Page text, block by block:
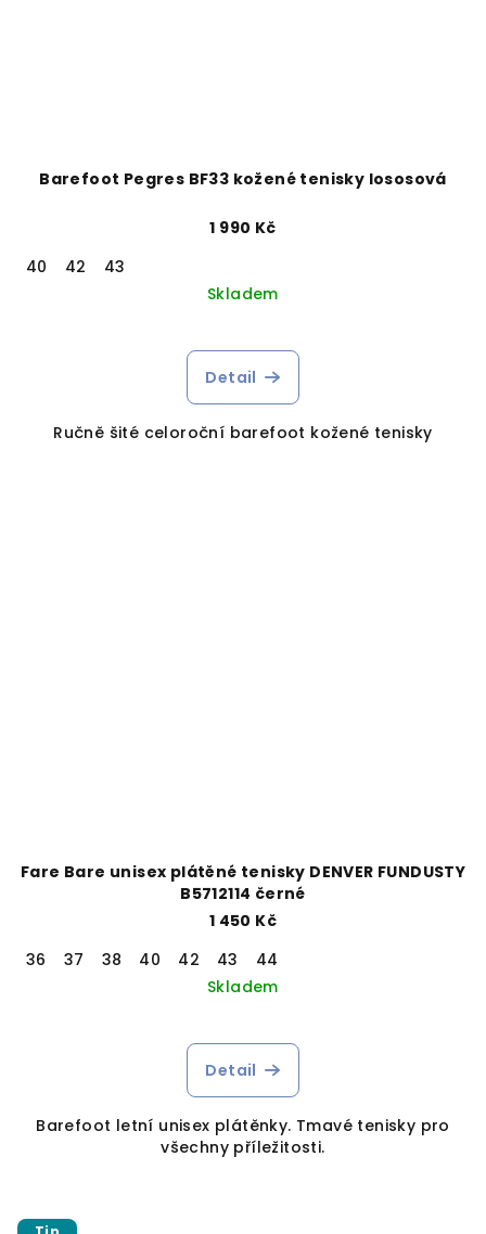
Barefoot Pegres BF33 kožené tenisky lososová
1 990 Kč
40
42
43
Skladem
Detail
Ručně šité celoroční barefoot kožené tenisky
Fare Bare unisex plátěné tenisky DENVER FUNDUSTY
B5712114 černé
1 450 Kč
36
37 38 40 42 43
44
Skladem
Detail
Barefoot letní unisex plátěnky. Tmavé tenisky pro
všechny příležitosti.